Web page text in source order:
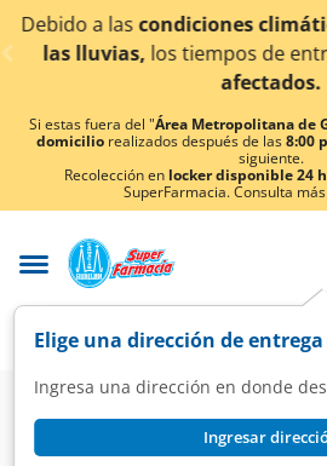
< div class="carousel-inner">
climáticas ocasionadas por
de entregapodrían verse
Si estas fuera del "Área Metropolitana de
domicilio realizados después de las8:00
siguiente.
Recolección en locker disponible 24
SuperFarmacia. Consulta
Elige una dirección de entrega
Ingresa una dirección en donde
Ingresar
Super Higiene y Belleza
Tratamiento Capilar
SEDA PURE